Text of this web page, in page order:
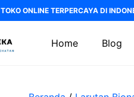
TOKO ONLINE TERPERCAYA DI
Home Blog